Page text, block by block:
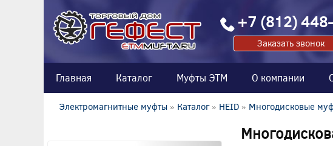
+7 (812)
Заказать звонок
Главная Каталог Муфты ЭТМ О компании
Электромагнитные муфты » Каталог» HEID » Многодисковые